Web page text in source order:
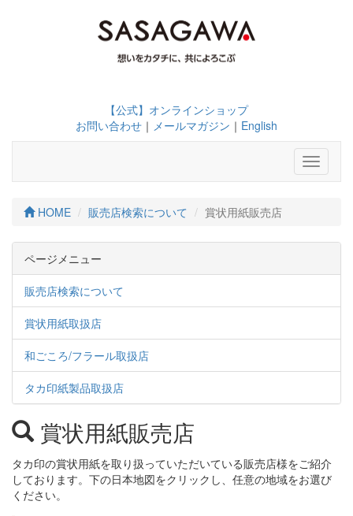
【公式】オンラインショップ
お問い合わせ ｜ メールマガジン ｜ English
Toggle
HOME 販売店検索について 賞状用紙販売店
ページメニュー
販売店検索について
賞状用紙取扱店
和ごころ/フラール取扱店
タカ印紙製品取扱店
賞状用紙販売店
タカ印の賞状用紙を取り扱っていただいている販売店様をご紹介
しております。下の日本地図をクリックし、任意の地域をお選び
ください。